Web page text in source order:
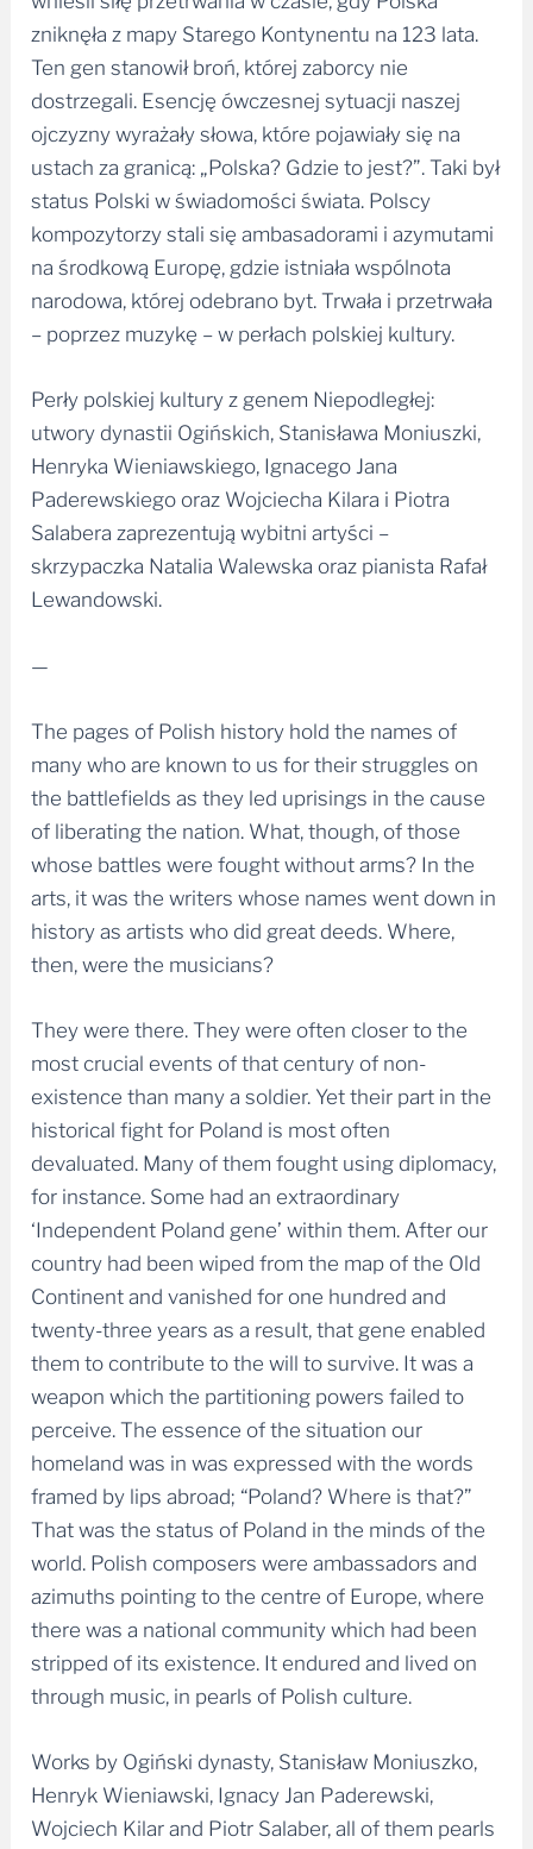
zniknęła z mapy Starego Kontynentu na 123 lata.
Ten gen stanowił broń, której zaborcy nie
dostrzegali. Esencję ówczesnej sytuacji naszej
ojczyzny wyrażały słowa, które pojawiały się na
ustach za granicą: „Polska? Gdzie to jest?”. Taki był
status Polski w świadomości świata. Polscy
kompozytorzy stali się ambasadorami i azymutami
na środkową Europę, gdzie istniała wspólnota
narodowa, której odebrano byt. Trwała i przetrwała
– poprzez muzykę – w perłach polskiej kultury.
Perły polskiej kultury z genem Niepodległej:
utwory dynastii Ogińskich, Stanisława Moniuszki,
Henryka Wieniawskiego, Ignacego Jana
Paderewskiego oraz Wojciecha Kilara i Piotra
Salabera zaprezentują wybitni artyści –
skrzypaczka Natalia Walewska oraz pianista Rafał
Lewandowski.
—
The pages of Polish history hold the names of
many who are known to us for their struggles on
the battlefields as they led uprisings in the cause
of liberating the nation. What, though, of those
whose battles were fought without arms? In the
arts, it was the writers whose names went down in
history as artists who did great deeds. Where,
then, were the musicians?
They were there. They were often closer to the
most crucial events of that century of non-
existence than many a soldier. Yet their part in the
historical fight for Poland is most often
devaluated. Many of them fought using diplomacy,
for instance. Some had an extraordinary
‘Independent Poland gene’ within them. After our
country had been wiped from the map of the Old
Continent and vanished for one hundred and
twenty-three years as a result, that gene enabled
them to contribute to the will to survive. It was a
weapon which the partitioning powers failed to
perceive. The essence of the situation our
homeland was in was expressed with the words
framed by lips abroad; “Poland? Where is that?”
That was the status of Poland in the minds of the
world. Polish composers were ambassadors and
azimuths pointing to the centre of Europe, where
there was a national community which had been
stripped of its existence. It endured and lived on
through music, in pearls of Polish culture.
Works by Ogiński dynasty, Stanisław Moniuszko,
Henryk Wieniawski, Ignacy Jan Paderewski,
Wojciech Kilar and Piotr Salaber, all of them pearls